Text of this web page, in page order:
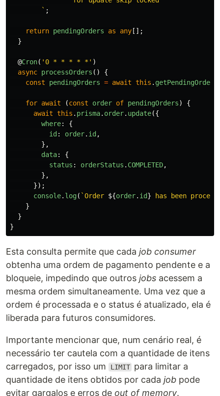
        `
;
return pendingOrders as any [];
}
@Cron( ' 0 * * * * * ' )
async processOrders ()
{
const
pendingOrders = await this . getPendingOrders
for await (const order of pendingOrders)
{
await this . prisma. order. update({
where:
{
id : order. id ,
},
data:
{
status : orderStatus . COMPLETED,
},
});
console. log( `Order ${order. id} has been
}
}
}
Esta consulta permite que cada job consumer
obtenha uma ordem de pagamento pendente e a
bloqueie, impedindo que outros jobs acessem a
mesma ordem simultaneamente. Uma vez que a
ordem é processada e o status é atualizado, ela é
liberada para futuros consumidores.
Importante mencionar que, num cenário real, é
necessário ter cautela com a quantidade de itens
carregados, por isso um
LIMIT para limitar a
quantidade de itens obtidos por cada job pode
evitar gargalos e erros de out of memory.